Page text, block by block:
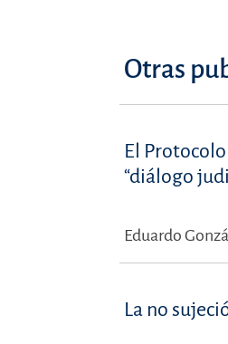
Otras
El
“diálogo
Eduardo
La no